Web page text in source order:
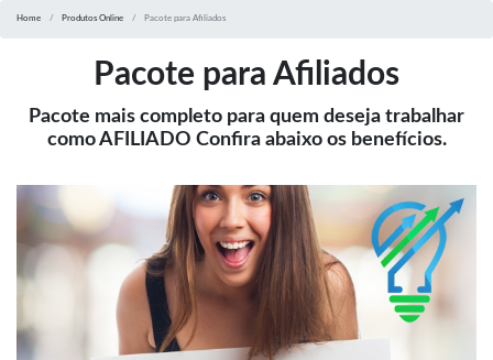
Home Produtos Online Pacote para Afiliados
Pacote para Afiliados
Pacote mais completo para quem deseja trabalhar
como AFILIADO Confira abaixo os benefícios.